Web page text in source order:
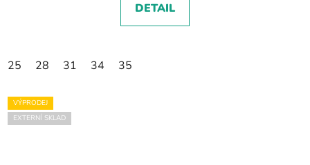
DETAIL
25 28 31 34 35
VÝPRODEJ
EXTERNÍ SKLAD